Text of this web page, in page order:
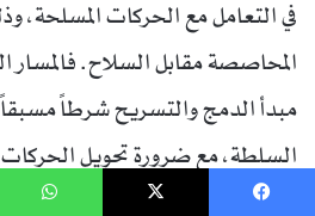
في التعامل مع الحركات المسلحة،
المحاصصة مقابل السلاح. فالمسار
مبدأ الدمج والتسريح شرطاً مسبقاً
السلطة، مع ضرورة تحويل
لقانون الأحزاب. كما يجب أن يرتكز